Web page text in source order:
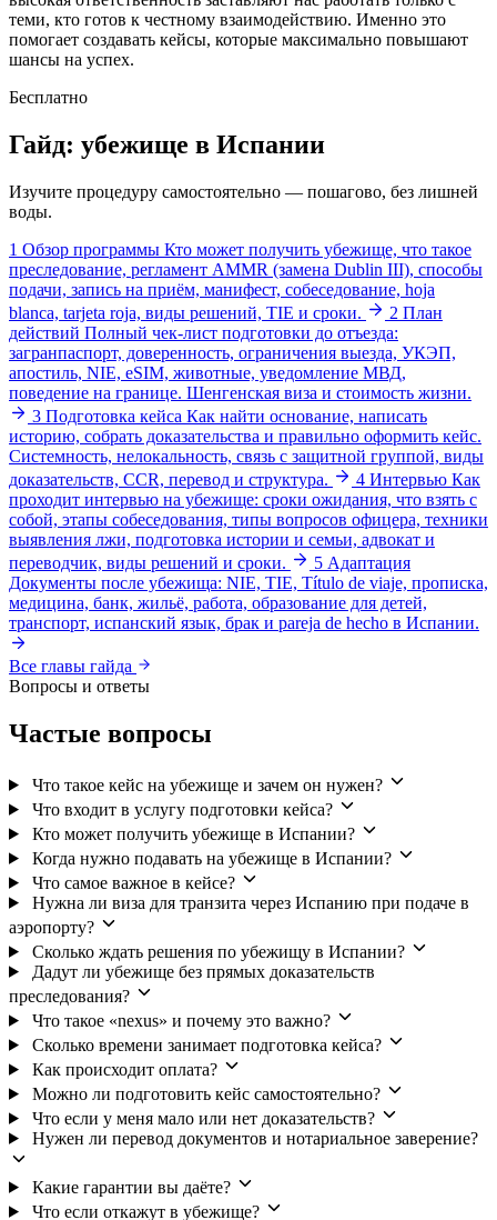
теми, кто готов к честному взаимодействию. Именно это
помогает создавать кейсы, которые максимально повышают
шансы на успех.
Бесплатно
Гайд: убежище в Испании
Изучите процедуру самостоятельно — пошагово, без лишней
воды.
1 Обзор программы Кто может получить убежище, что такое
преследование, регламент AMMR (замена Dublin III), способы
подачи, запись на приём, манифест, собеседование, hoja
blanca, tarjeta roja, виды решений, TIE и сроки.
2 План
действий Полный чек-лист подготовки до отъезда:
загранпаспорт, доверенность, ограничения выезда, УКЭП,
апостиль, NIE, eSIM, животные, уведомление МВД,
поведение на границе. Шенгенская виза и стоимость жизни.
3 Подготовка кейса Как найти основание, написать
историю, собрать доказательства и правильно оформить кейс.
Системность, нелокальность, связь с защитной группой, виды
доказательств, CCR, перевод и структура.
4 Интервью Как
проходит интервью на убежище: сроки ожидания, что взять с
собой, этапы собеседования, типы вопросов офицера, техники
выявления лжи, подготовка истории и семьи, адвокат и
переводчик, виды решений и сроки.
5 Адаптация
Документы после убежища: NIE, TIE, Título de viaje, прописка,
медицина, банк, жильё, работа, образование для детей,
транспорт, испанский язык, брак и pareja de hecho в Испании.
Все главы гайда
Вопросы и ответы
Частые вопросы
Что такое кейс на убежище и зачем он нужен?
Что входит в услугу подготовки кейса?
Кто может получить убежище в Испании?
Когда нужно подавать на убежище в Испании?
Что самое важное в кейсе?
Нужна ли виза для транзита через Испанию при подаче в
аэропорту?
Сколько ждать решения по убежищу в Испании?
Дадут ли убежище без прямых доказательств
преследования?
Что такое «nexus» и почему это важно?
Сколько времени занимает подготовка кейса?
Как происходит оплата?
Можно ли подготовить кейс самостоятельно?
Что если у меня мало или нет доказательств?
Нужен ли перевод документов и нотариальное заверение?
Какие гарантии вы даёте?
Что если откажут в убежище?